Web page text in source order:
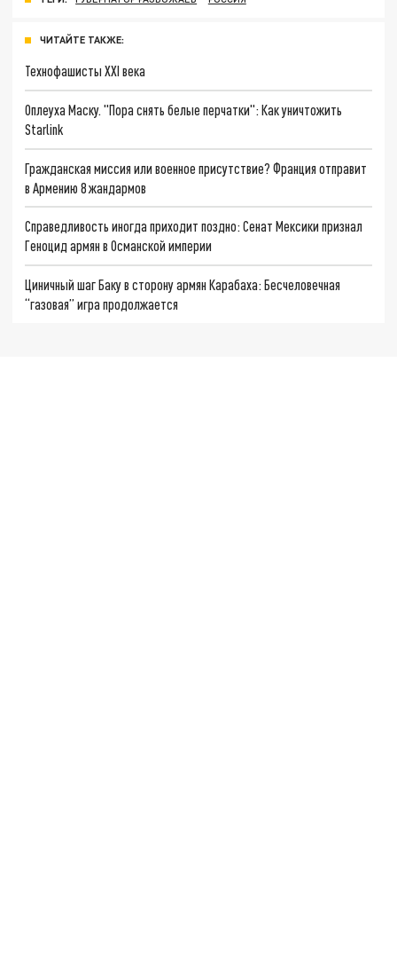
ЧИТАЙТЕ ТАКЖЕ:
Технофашисты XXI века
Оплеуха Маску. "Пора снять белые перчатки": Как уничтожить
Starlink
Гражданская миссия или военное присутствие? Франция отправит
в Армению 8 жандармов
Справедливость иногда приходит поздно: Сенат Мексики признал
Геноцид армян в Османской империи
Циничный шаг Баку в сторону армян Карабаха: Бесчеловечная
“газовая” игра продолжается